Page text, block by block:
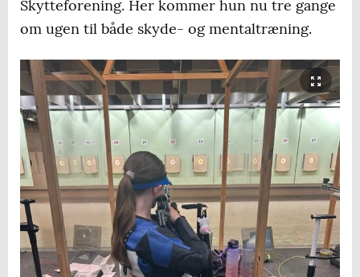
Skytteforening. Her kommer hun nu tre gange
om ugen til både skyde- og mentaltræning.